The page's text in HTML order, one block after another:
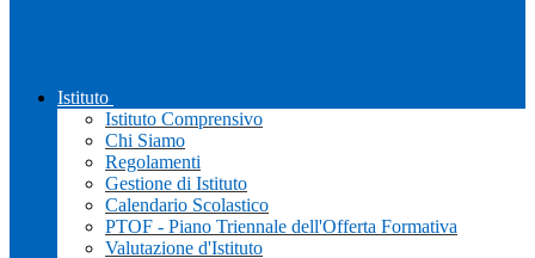
Istituto
Istituto Comprensivo
Chi Siamo
Regolamenti
Gestione di Istituto
Calendario Scolastico
PTOF - Piano Triennale dell'Offerta Formativa
Valutazione d'Istituto